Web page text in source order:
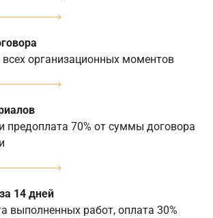
всех организационных моментов
предоплата 70% от суммы договора
14 дней
выполненных работ, оплата 30%